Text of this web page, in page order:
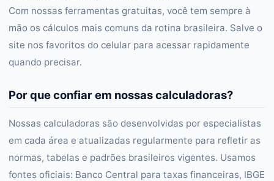
Com nossas ferramentas gratuitas, você tem sempre à
mão os cálculos mais comuns da rotina brasileira. Salve o
site nos favoritos do celular para acessar rapidamente
quando precisar.
Por que confiar em nossas calculadoras?
Nossas calculadoras são desenvolvidas por especialistas
em cada área e atualizadas regularmente para refletir as
normas, tabelas e padrões brasileiros vigentes. Usamos
fontes oficiais: Banco Central para taxas financeiras, IBGE